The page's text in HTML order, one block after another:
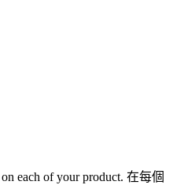
each of your product. 在每個